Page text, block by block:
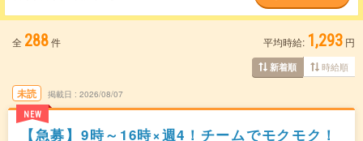
全 288件 平均時給: 1,293 円
新着順 時給順
未読
NEW
掲載日 2026/08/07
【急募】9時～16時×週4！チームでモクモク！